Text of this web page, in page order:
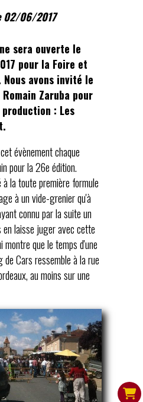
02/06/2017
sera ouverte le
pour la Foire et
avons invité le
Zaruba pour
: Les
évènement chaque
pour la 26e édition.
la toute première formule
à un vide-grenier qu'à
connu par la suite un
en laisse juger avec cette
que le temps d'une
Cars ressemble à la rue
au moins sur une